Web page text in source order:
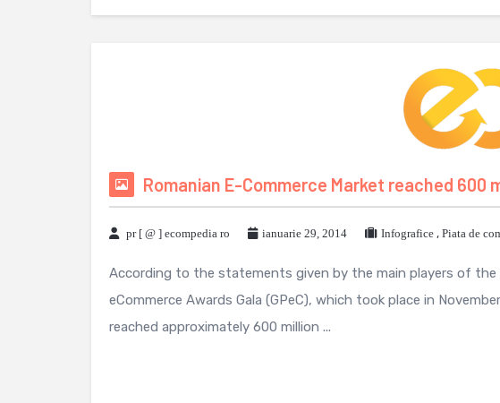
Romanian E-Commerce Market reached 600
pr [ @ ] ecompedia ro ianuarie 29, 2014 Infografice , Piata de
According to the statements given by the main players of
eCommerce Awards Gala (GPeC), which took place in
reached approximately 600 million ...